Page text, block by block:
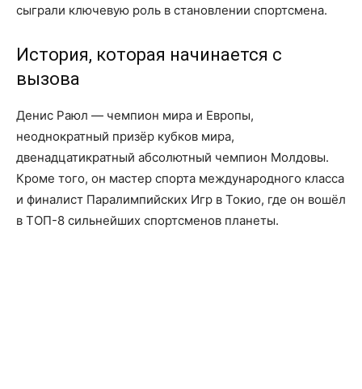
сыграли ключевую роль в становлении спортсмена.
История, которая начинается с
вызова
Денис Раюл — чемпион мира и Европы,
неоднократный призёр кубков мира,
двенадцатикратный абсолютный чемпион Молдовы.
Кроме того, он мастер спорта международного класса
и финалист Паралимпийских Игр в Токио, где он вошёл
в ТОП-8 сильнейших спортсменов планеты.